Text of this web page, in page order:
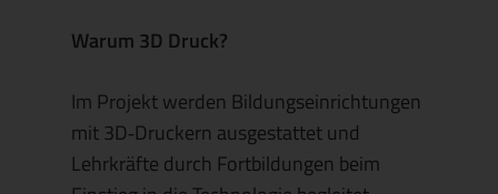
Warum 3D Druck?
Im Projekt werden Bildungseinrichtungen
mit 3D‑Druckern ausgestattet und
Lehrkräfte durch Fortbildungen beim